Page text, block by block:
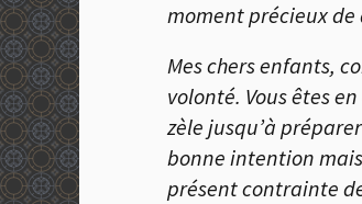
moment précieux de
Mes chers enfants,
volonté. Vous êtes
zèle jusqu’à
bonne intention
présent contrainte